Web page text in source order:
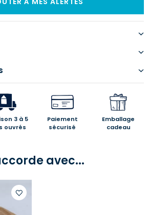
3 à 5
ouvrés
Paiement
sécurisé
Emballage
cadeau
avec...